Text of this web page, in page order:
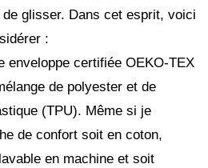
de glisser. Dans cet esprit, voici
:
enveloppe certifiée OEKO-TEX
de polyester et de
(TPU). Même si je
de confort soit en coton,
en machine et soit